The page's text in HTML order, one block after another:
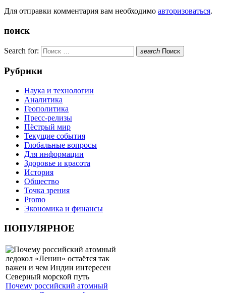
Для отправки комментария вам необходимо авторизоваться.
поиск
Search for: search Поиск
Рубрики
Наука и технологии
Аналитика
Геополитика
Пресс-релизы
Пёстрый мир
Текущие события
Глобальные вопросы
Для информации
Здоровье и красота
История
Общество
Точка зрения
Promo
Экономика и финансы
ПОПУЛЯРНОЕ
Почему российский атомный